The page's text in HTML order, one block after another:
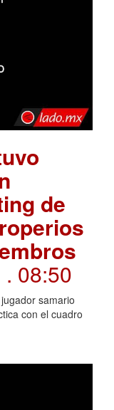
de
. 08:50
samario
con el cuadro